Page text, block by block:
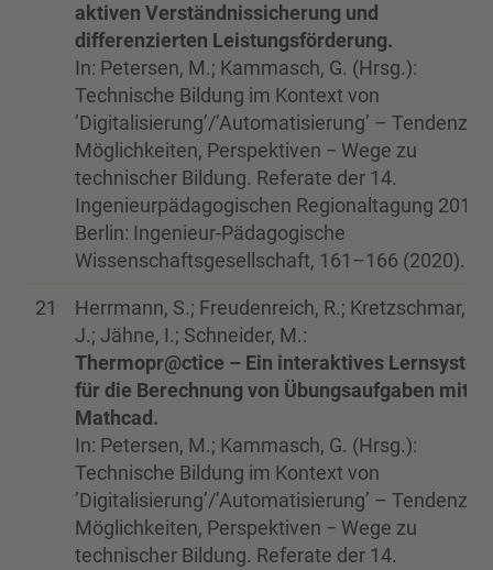
aktiven Verständnissicherung und
differenzierten Leistungsförderung.
In: Petersen, M.; Kammasch, G. (Hrsg.):
Technische Bildung im Kontext von
’Digitalisierung’/’Automatisierung’ – Tendenzen,
Möglichkeiten, Perspektiven − Wege zu
technischer Bildung. Referate der 14.
Ingenieurpädagogischen Regionaltagung 2019.
Berlin: Ingenieur-Pädagogische
Wissenschaftsgesellschaft, 161–166 (2020).
21
Herrmann, S.; Freudenreich, R.; Kretzschmar,
J.; Jähne, I.; Schneider, M.:
Thermopr@ctice – Ein interaktives Lernsystem
für die Berechnung von Übungsaufgaben mit
Mathcad.
In: Petersen, M.; Kammasch, G. (Hrsg.):
Technische Bildung im Kontext von
’Digitalisierung’/’Automatisierung’ – Tendenzen,
Möglichkeiten, Perspektiven − Wege zu
technischer Bildung. Referate der 14.